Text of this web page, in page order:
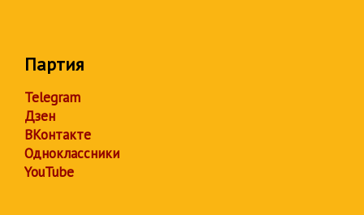
Партия
Telegram
Дзен
ВКонтакте
Одноклассники
YouTube